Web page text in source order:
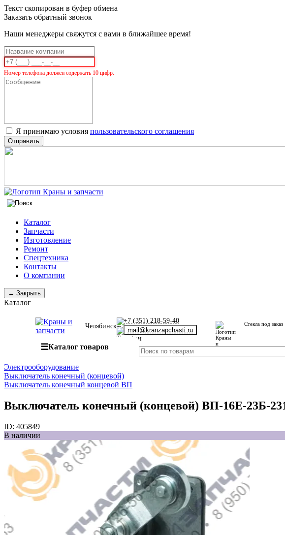
Текст скопирован в буфер обмена
Заказать обратный звонок
Наши менеджеры свяжутся с вами в ближайшее время!
Номер телефона должен содержать 10 цифр.
Я принимаю условия пользовательского соглашения
Отправить
Каталог
Запчасти
Изготовление
Ремонт
Спецтехника
Контакты
О компании
← Закрыть
Каталог
Челябинск
+7 (351) 218-59-40
mail@kranzapchasti.ru
Стекла под заказ
☰Каталог товаров
Электрооборудование
Выключатель конечный (концевой)
Выключатель конечный концевой ВП
Выключатель конечный (концевой) ВП-16Е-23Б-
ID: 405849
В наличии